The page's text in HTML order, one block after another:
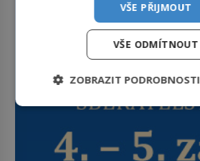
VŠE PŘIJMOUT
VŠE ODMÍTNOUT
ZOBRAZIT PODROBNOSTI